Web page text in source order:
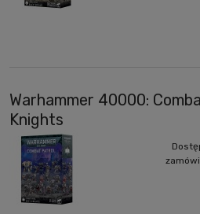
Warhammer 40000:
Knights